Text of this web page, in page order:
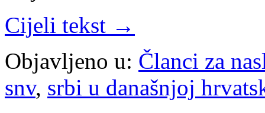
Cijeli tekst →
Objavljeno u: Članci za
snv, srbi u današnjoj